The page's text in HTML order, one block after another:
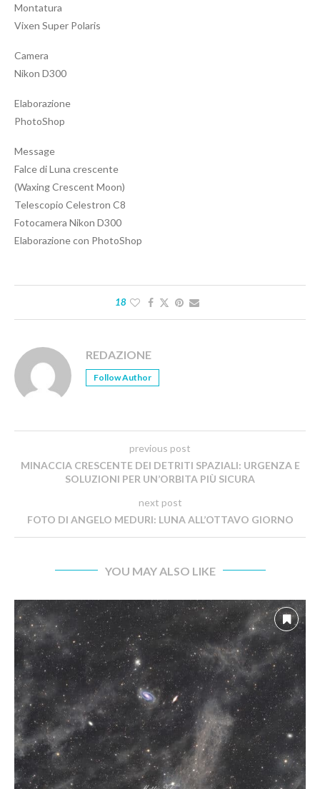
Montatura
Vixen Super Polaris
Camera
Nikon D300
Elaborazione
PhotoShop
Message
Falce di Luna crescente
(Waxing Crescent Moon)
Telescopio Celestron C8
Fotocamera Nikon D300
Elaborazione con PhotoShop
18
REDAZIONE
Follow Author
previous post
MINACCIA CRESCENTE DEI DETRITI SPAZIALI: URGENZA E
SOLUZIONI PER UN’ORBITA PIÙ SICURA
next post
FOTO DI ANGELO MEDURI: LUNA ALL’OTTAVO GIORNO
YOU MAY ALSO LIKE